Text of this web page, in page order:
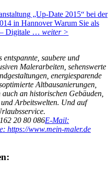
„Up-Date 2015“ bei der
in Hannover Warum Sie als
– Digitale … weiter >
entspannte, saubere und
Malerarbeiten, sehenswerte
energiesparende
Altbausanierungen,
an historischen Gebäuden,
Arbeitswelten. Und auf
20 80 086E-Mail:
https://www.mein-maler.de